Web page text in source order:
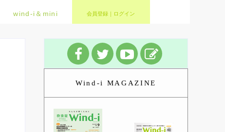
wind-i＆mini 会員登録｜ログイン
Wind-i MAGAZINE